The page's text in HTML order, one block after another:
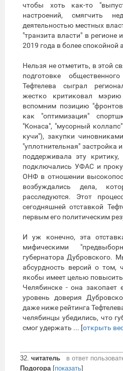
чтобы хоть как-то
настроений, смягчить
деятельностью местных
"транзита власти" в
2019 года в более спокойной
Нельзя не отметить, в этой
подготовке
Тефтелева сыграл
жестко критиковал
вспомним позицию
как "оптимизация"
"Конаса", "мусорный
кучи"), закупки
"уплотнительная" застройка
поддерживала эту
подключались УФАС и
ОНФ в отношении
возбуждались дела,
расследуются. Этот
сегодняшней отставкой
первым его политическим
И уж конечно, эта
мифическими
губернатора Дубровского.
абсурдность версий о том,
якобы имеет целью
Челябинске - она закопает
уровень доверия
даже ниже рейтинга
челябинцы убедились, что
смог удержать ... [открыть
32. читатель в ответ
Подогора[показать]